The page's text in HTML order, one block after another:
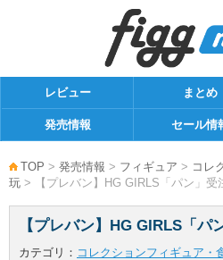
レビュー まとめ
発売情報 セール情
TOP > 発売情報 > フィギュア > コレ
玩 > 【プレバン】HG GIRLS「パン」受
【プレバン】HG GIRLS「パ
カテゴリ： コレクションフィギュア・